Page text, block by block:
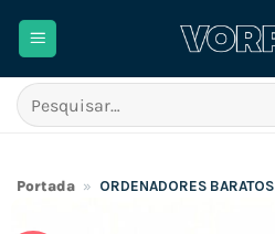
Pesquisar
por:
Portada » ORDENADORES BARATOS